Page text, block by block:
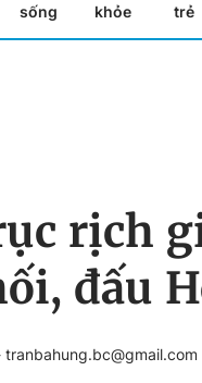
sống
khỏe
trẻ
rịch
đấu
tranbahung.bc@gmail.com